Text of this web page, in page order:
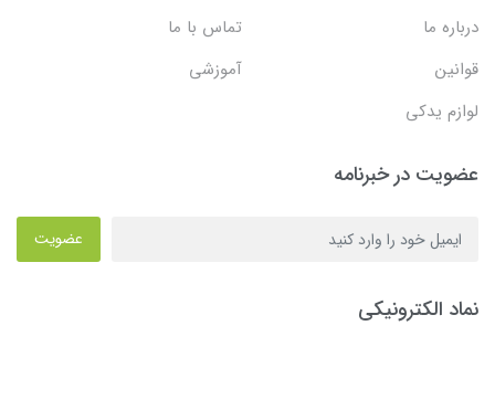
درباره ما
تماس با ما
قوانین
آموزشی
لوازم یدکی
عضویت در خبرنامه
عضویت
نماد الکترونیکی